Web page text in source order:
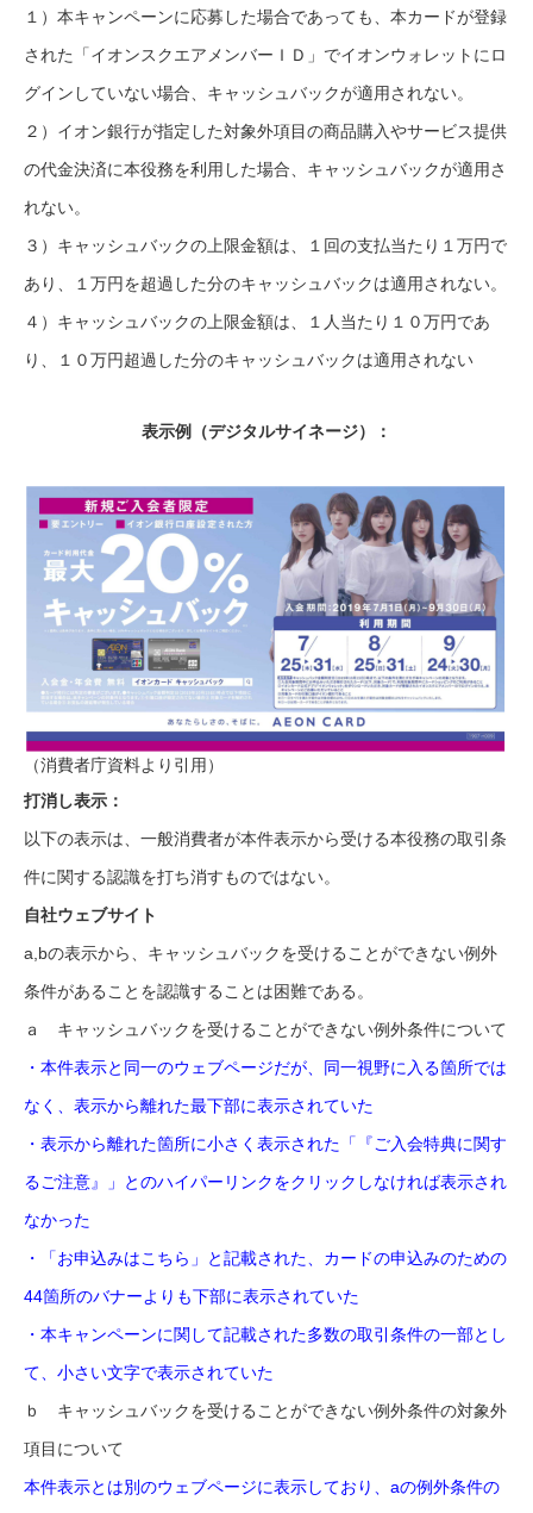
１）本キャンペーンに応募した場合であっても、本カードが登録
された「イオンスクエアメンバーＩＤ」でイオンウォレットにロ
グインしていない場合、キャッシュバックが適用されない。
２）イオン銀行が指定した対象外項目の商品購入やサービス提供
の代金決済に本役務を利用した場合、キャッシュバックが適用さ
れない。
３）キャッシュバックの上限金額は、１回の支払当たり１万円で
あり、１万円を超過した分のキャッシュバックは適用されない。
４）キャッシュバックの上限金額は、１人当たり１０万円であ
り、１０万円超過した分のキャッシュバックは適用されない
表示例（デジタルサイネージ）：
（消費者庁資料より引用）
打消し表示：
以下の表示は、一般消費者が本件表示から受ける本役務の取引条
件に関する認識を打ち消すものではない。
自社ウェブサイト
a,bの表示から、キャッシュバックを受けることができない例外
条件があることを認識することは困難である。
ａ キャッシュバックを受けることができない例外条件について
・本件表示と同一のウェブページだが、同一視野に入る箇所では
なく、表示から離れた最下部に表示されていた
・表示から離れた箇所に小さく表示された「『ご入会特典に関す
るご注意』」とのハイパーリンクをクリックしなければ表示され
なかった
・「お申込みはこちら」と記載された、カードの申込みのための
44箇所のバナーよりも下部に表示されていた
・本キャンペーンに関して記載された多数の取引条件の一部とし
て、小さい文字で表示されていた
ｂ キャッシュバックを受けることができない例外条件の対象外
項目について
本件表示とは別のウェブページに表示しており、aの例外条件の